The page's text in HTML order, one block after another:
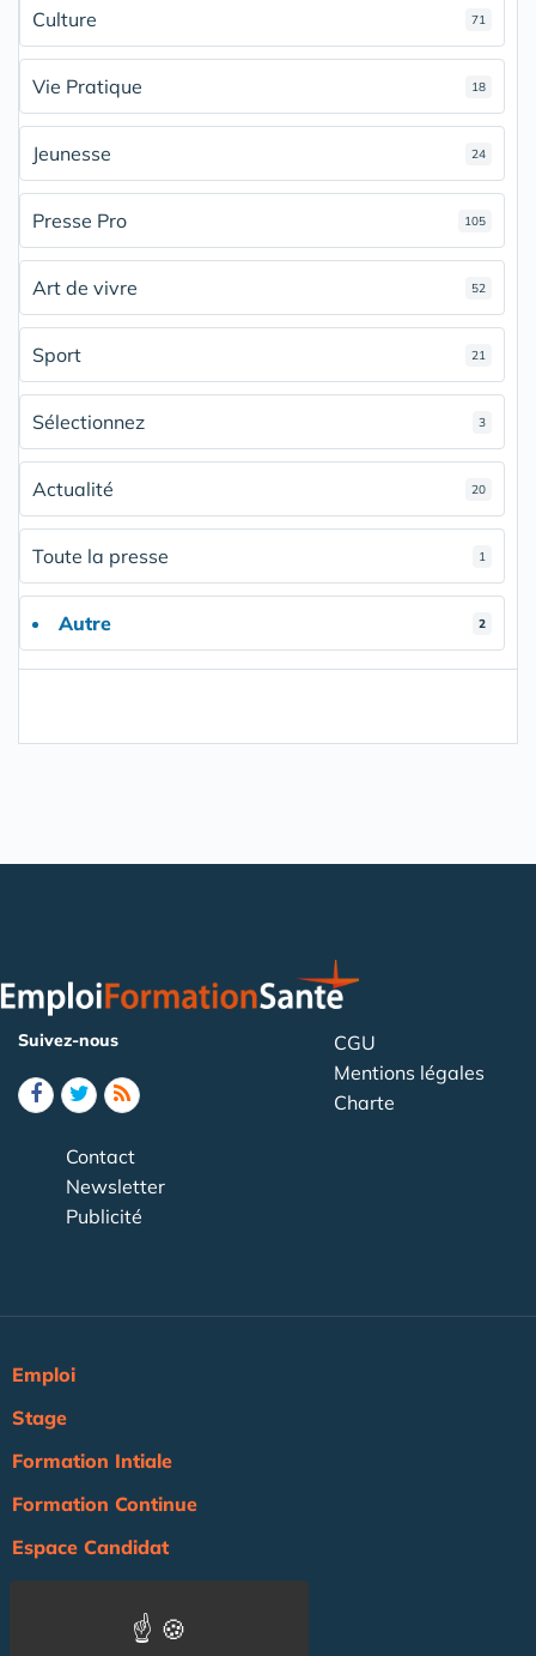
Culture 71
Vie Pratique 18
Jeunesse 24
Presse Pro 105
Art de vivre 52
Sport 21
Sélectionnez 3
Actualité 20
Toute la presse 1
Autre 2
Suivez-nous
CGU
Mentions légales
Charte
Contact
Newsletter
Publicité
Emploi
Stage
Formation Intiale
Formation Continue
Espace Candidat